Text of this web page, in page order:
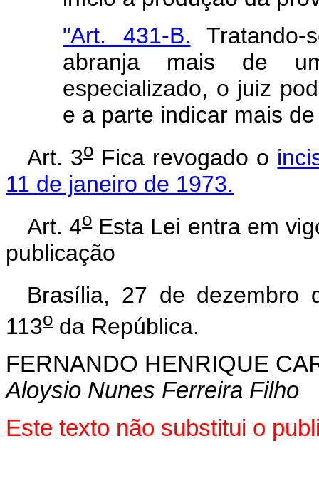
"Art. 431-B.
abranja mais de
especializado, o juiz
e a parte indicar mais de
Art. 3o Fica revogado o
11 de janeiro de 1973.
Art. 4oEsta Lei entra em
publicação
Brasília, 27 de dezembro
113o da República.
FERNANDO HENRIQUE
Aloysio Nunes Ferreira Filho
Este texto não substitui o